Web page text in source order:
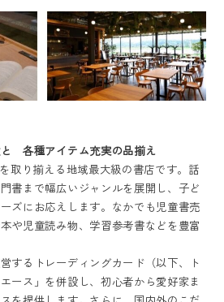
と 各種アイテム充実の品揃え
取り揃える地域最大級の書店です。話
書まで幅広いジャンルを展開し、子ど
ズにお応えします。なかでも児童書売
や児童読み物、学習参考書などを豊富
するトレーディングカード（以下、ト
ース」を併設し、初心者から愛好家ま